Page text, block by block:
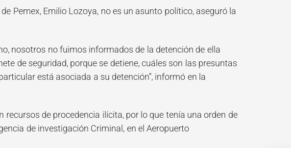
Pemex, Emilio Lozoya, no es un asunto político, aseguró la
nosotros no fuimos informados de la detención de ella
de seguridad, porque se detiene, cuáles son las presuntas
está asociada a su detención”, informó en la
de procedencia ilícita, por lo que tenía una orden de
de investigación Criminal, en el Aeropuerto